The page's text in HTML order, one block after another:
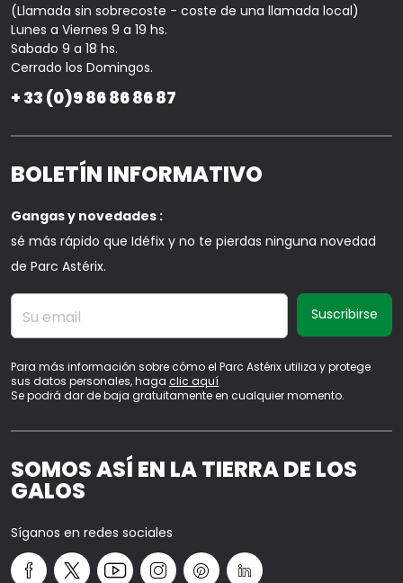
(Llamada sin sobrecoste - coste de una llamada local)
Lunes a Viernes 9 a 19 hs.
Sabado 9 a 18 hs.
Cerrado los Domingos.
+ 33 (0)9 86 86 86 87
SOMOS ASÍ EN LA TIERRA DE LOS
GALOS
Síganos en redes sociales
BOLETÍN INFORMATIVO
Gangas y novedades :
sé más rápido que Idéfix y no te pierdas ninguna novedad
de Parc Astérix.
Su email
Para más información sobre cómo el Parc Astérix utiliza y protege
sus datos personales, haga clic aquí
Se podrá dar de baja gratuitamente en cualquier momento.